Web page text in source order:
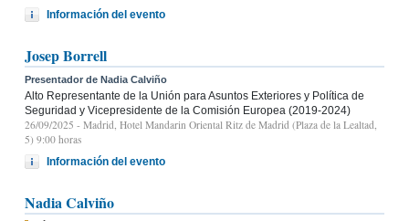
Información del evento
Josep Borrell
Presentador de Nadia Calviño
Alto Representante de la Unión para Asuntos Exteriores y Política de
Seguridad y Vicepresidente de la Comisión Europea (2019-2024)
26/09/2025 - Madrid, Hotel Mandarin Oriental Ritz de Madrid (Plaza de la Lealtad,
5) 9:00 horas
Información del evento
Nadia Calviño